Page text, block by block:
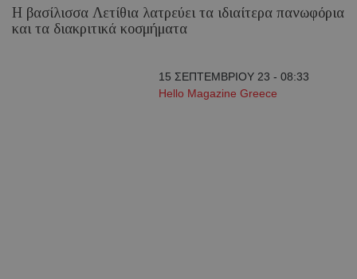
Η βασίλισσα Λετίθια λατρεύει τα ιδιαίτερα πανωφόρια
και τα διακριτικά κοσμήματα
15 ΣΕΠΤΕΜΒΡΙΟΥ 23 - 08:33
Hello Magazine Greece